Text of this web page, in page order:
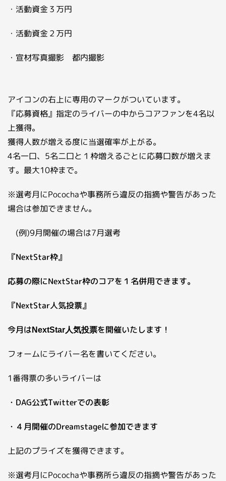
・活動資金３万円
・活動資金２万円
・宣材写真撮影 都内撮影
アイコンの右上に専用のマークがついています。
『応募資格』指定のライバーの中からコアファンを4名以
上獲得。
獲得人数が増える度に当選確率が上がる。
4名一口、5名二口と１枠増えるごとに応募口数が増えま
す。最大10枠まで。
※選考月にPocochaや事務所ら違反の指摘や警告があった
場合は参加できません。
(例)9月開催の場合は7月選考
『NextStar枠』
応募の際にNextStar枠のコアを１名併用できます。
『NextStar人気投票』
今月は NextStar人気投票を開催いたします！
フォームにライバー名を書いてください。
1番得票の多いライバーは
・DAG公式Twitterでの表彰
・４月開催のDreamstageに参加できます
上記のプライズを獲得できます。
※選考月にPocochaや事務所ら違反の指摘や警告があった